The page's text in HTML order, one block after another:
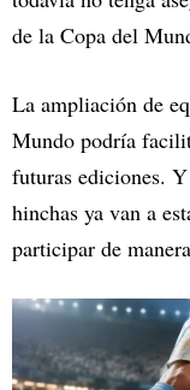
de la Copa del
La ampliación de
Mundo podría
futuras ediciones.
hinchas ya van a
participar de